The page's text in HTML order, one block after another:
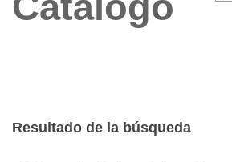
Resultado de la búsqueda